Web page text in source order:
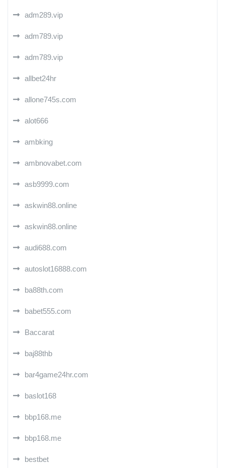
adm289.vip
adm789.vip
adm789.vip
allbet24hr
allone745s.com
alot666
ambking
ambnovabet.com
asb9999.com
askwin88.online
askwin88.online
audi688.com
autoslot16888.com
ba88th.com
babet555.com
Baccarat
baj88thb
bar4game24hr.com
baslot168
bbp168.me
bbp168.me
bestbet